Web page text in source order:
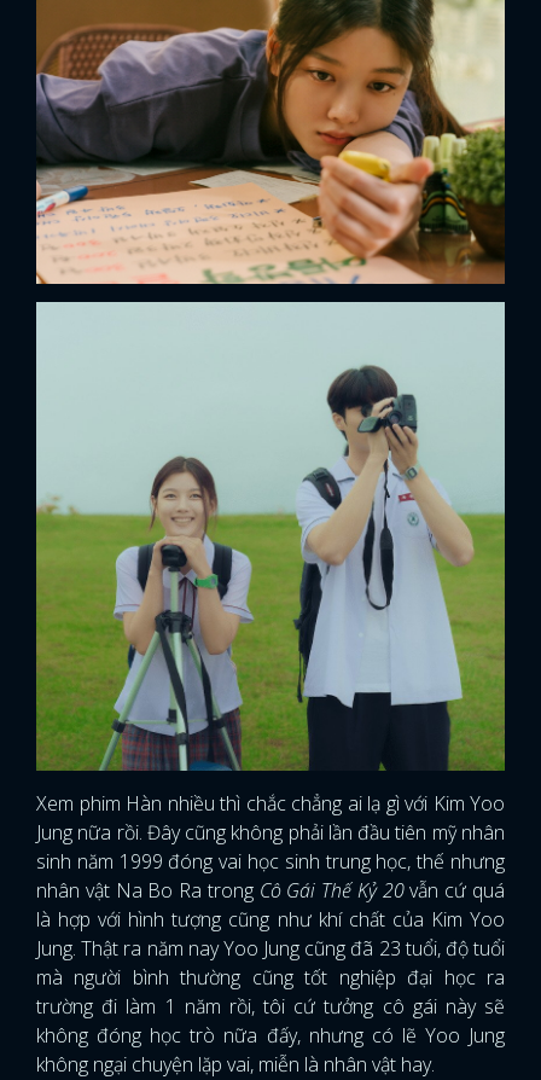
Xem phim Hàn nhiều thì chắc chẳng ai lạ gì với Kim Yoo
Jung nữa rồi. Đây cũng không phải lần đầu tiên mỹ nhân
sinh năm 1999 đóng vai học sinh trung học, thế nhưng
nhân vật Na Bo Ra trong Cô Gái Thế Kỷ 20vẫn cứ quá
là hợp với hình tượng cũng như khí chất của Kim Yoo
Jung. Thật ra năm nay Yoo Jung cũng đã 23 tuổi, độ tuổi
mà người bình thường cũng tốt nghiệp đại học ra
trường đi làm 1 năm rồi, tôi cứ tưởng cô gái này sẽ
không đóng học trò nữa đấy, nhưng có lẽ Yoo Jung
không ngại chuyện lặp vai, miễn là nhân vật hay.